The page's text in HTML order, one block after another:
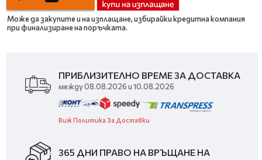
Може да закупите и на изплащане, избирайки кредитна компания
при финализиране на поръчката.
ПРИБЛИЗИТЕЛНО ВРЕМЕ ЗА ДОСТАВКА
между 08.08.2026 и 10.08.2026
Виж Политика За Доставки
365 ДНИ ПРАВО НА ВРЪЩАНЕ НА